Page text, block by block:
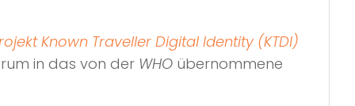
Known Traveller Digital Identity (KTDI)
in das von der WHO übernommene